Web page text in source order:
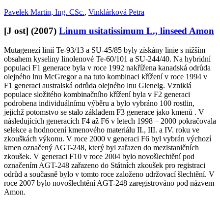
Pavelek Martin, Ing. CSc., Vinklárková Petra
[J ost] (2007) Linum usitatissimum L., linseed Amon
Mutagenezí linií Te-93/13 a SU-45/85 byly získány linie s nižším
obsahem kyseliny linolenové Te-60/101 a SU-244/40. Na hybridní
populaci F1 generace byla v roce 1992 nakřížena kanadská odrůda
olejného lnu McGregor a na tuto kombinaci křížení v roce 1994 v
F1 generaci australská odrůda olejného lnu Glenelg. Vzniklá
populace složitého kombinačního křížení byla v F2 generaci
podrobena individuálnímu výběru a bylo vybráno 100 rostlin,
jejichž potomstvo se stalo základem F3 generace jako kmenů . V
následujících generacích F4 až F6 v letech 1998 – 2000 pokračovala
selekce a hodnocení kmenového materiálu II., III. a IV. roku ve
zkouškách výkonu. V roce 2000 v generaci F6 byl vybrán výchozí
kmen označený AGT-248, který byl zařazen do mezistaničních
zkoušek. V generaci F10 v roce 2004 bylo novošlechtění pod
označením AGT-248 zařazeno do Státních zkoušek pro registraci
odrůd a současně bylo v tomto roce založeno udržovací šlechtění. V
roce 2007 bylo novošlechtění AGT-248 zaregistrováno pod názvem
Amon.